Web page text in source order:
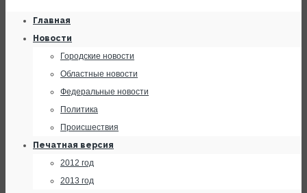
Главная
Новости
Городские новости
Областные новости
Федеральные новости
Политика
Происшествия
Печатная версия
2012 год
2013 год